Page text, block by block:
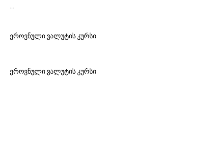
…
ეროვნული ვალუტის კურსი
ეროვნული ვალუტის კურსი